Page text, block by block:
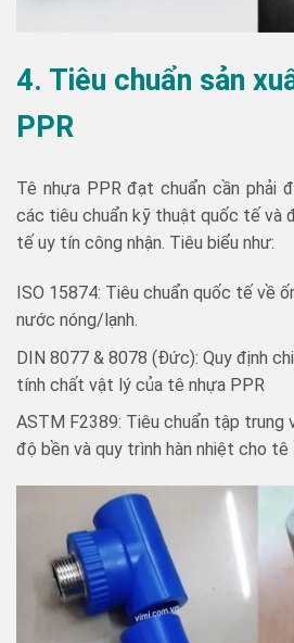
4. Tiêu chuẩn sản
PPR
Tê nhựa PPR đạt chuẩn cần phải
các tiêu chuẩn kỹ thuật quốc tế và
tế uy tín công nhận. Tiêu biểu như:
ISO 15874: Tiêu chuẩn quốc tế về
nước nóng/lạnh.
DIN 8077 & 8078 (Đức): Quy định
tính chất vật lý của tê nhựa PPR
ASTM F2389: Tiêu chuẩn tập trung
độ bền và quy trình hàn nhiệt cho tê